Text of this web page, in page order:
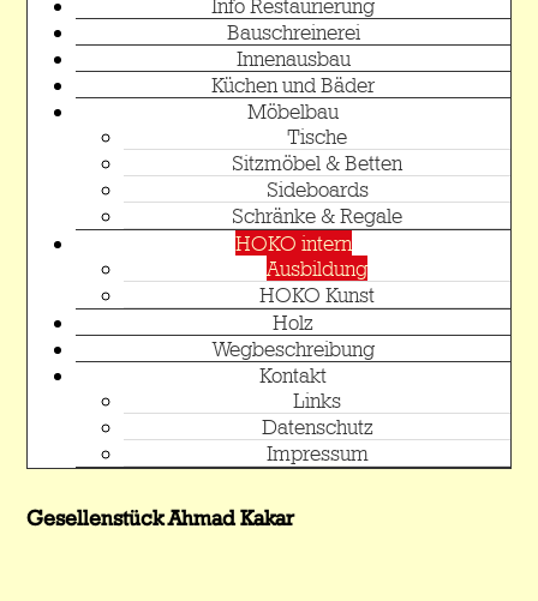
Info Restaurierung
Bauschreinerei
Innenausbau
Küchen und Bäder
Möbelbau
Tische
Sitzmöbel & Betten
Sideboards
Schränke & Regale
HOKO intern
Ausbildung
HOKO Kunst
Holz
Wegbeschreibung
Kontakt
Links
Datenschutz
Impressum
Gesellenstück Ahmad Kakar